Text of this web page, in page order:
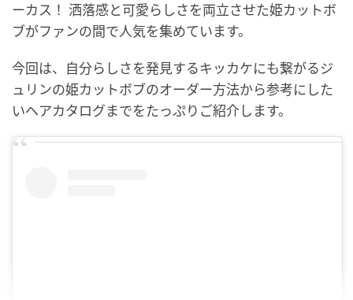
ーカス！ 洒落感と可愛らしさを両立させた姫カットボ
ブがファンの間で人気を集めています。
今回は、自分らしさを発見するキッカケにも繋がるジ
ュリンの姫カットボブのオーダー方法から参考にした
いヘアカタログまでをたっぷりご紹介します。